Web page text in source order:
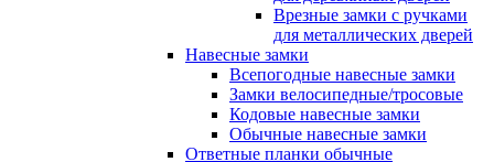
Врезные замки с ручками
для металлических дверей
Навесные замки
Всепогодные навесные замки
Замки велосипедные/тросовые
Кодовые навесные замки
Обычные навесные замки
Ответные планки обычные